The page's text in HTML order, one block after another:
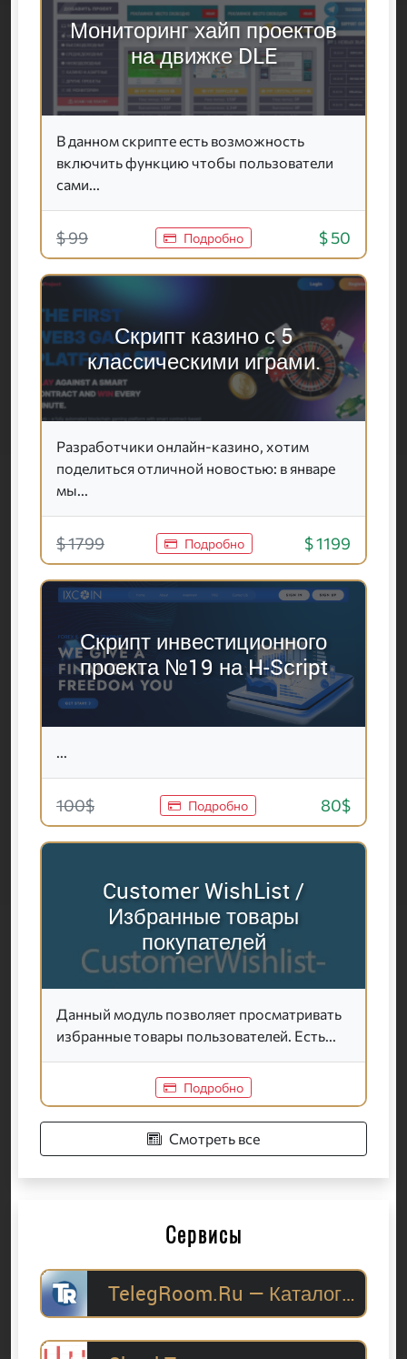
Мониторинг хайп проектов
на движке DLE
В данном скрипте есть возможность
включить функцию чтобы пользователи
сами...
$ 99 Подробно $ 50
Скрипт казино с 5
классическими играми.
Разработчики онлайн-казино, хотим
поделиться отличной новостью: в январе
мы...
$ 1799 Подробно $ 1199
Скрипт инвестиционного
проекта №19 на H-Script
...
100$ Подробно 80$
Customer WishList /
Избранные товары
покупателей
Данный модуль позволяет просматривать
избранные товары пользователей. Есть...
Подробно
Смотреть все
Сервисы
TelegRoom.Ru — Каталог Telegram-каналов для